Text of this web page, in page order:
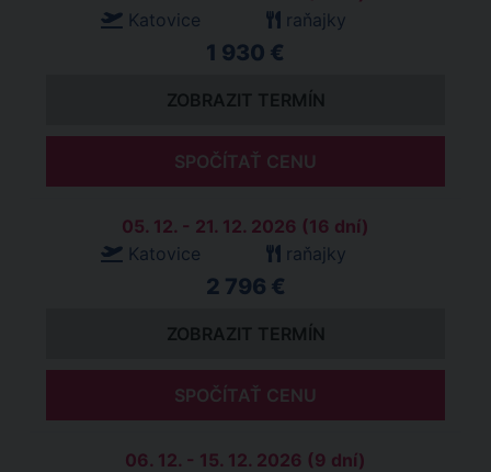
Katovice
raňajky
1 930 €
ZOBRAZIT TERMÍN
SPOČÍTAŤ CENU
05. 12. - 21. 12. 2026 (16 dní)
Katovice
raňajky
2 796 €
ZOBRAZIT TERMÍN
SPOČÍTAŤ CENU
06. 12. - 15. 12. 2026 (9 dní)